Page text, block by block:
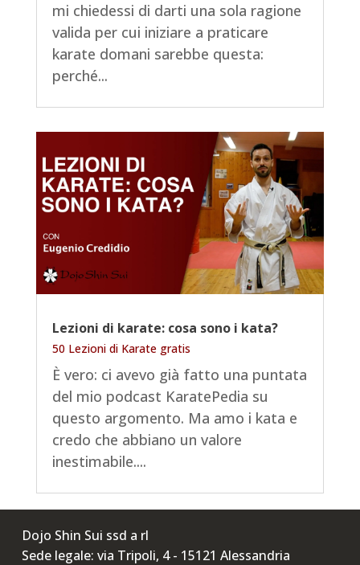
mi chiedessi di darti una sola ragione
valida per cui iniziare a praticare
karate domani sarebbe questa:
perché...
Lezioni di karate: cosa sono i kata?
50 Lezioni di Karate gratis
È vero: ci avevo già fatto una puntata
del mio podcast KaratePedia su
questo argomento. Ma amo i kata e
credo che abbiano un valore
inestimabile....
Dojo Shin Sui ssd a rl
Sede legale: via Tripoli, 4 - 15121 Alessandria